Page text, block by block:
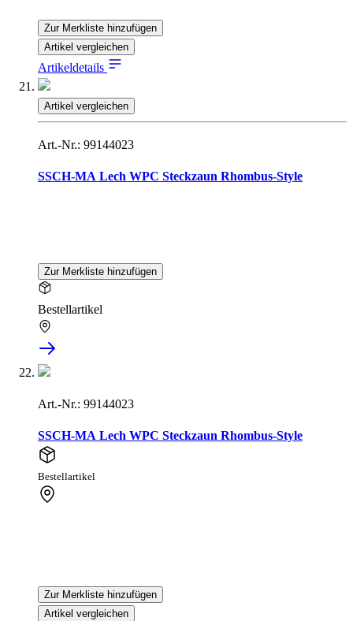
Zur Merkliste hinzufügen
Artikel vergleichen
Artikeldetails
Artikel vergleichen
Art.-Nr.: 99144023
SSCH-MA Lech WPC Steckzaun Rhombus-Style
Zur Merkliste hinzufügen
Bestellartikel
Art.-Nr.: 99144023
SSCH-MA Lech WPC Steckzaun Rhombus-Style
Bestellartikel
Zur Merkliste hinzufügen
Artikel vergleichen